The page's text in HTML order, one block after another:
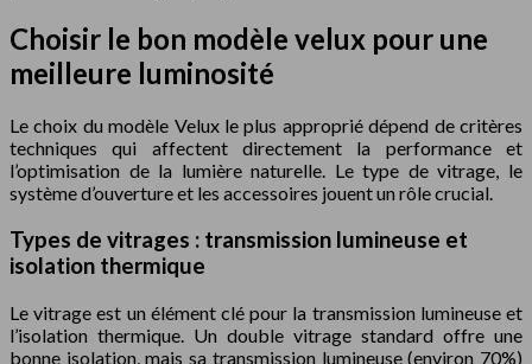
Choisir le bon modèle velux pour une
meilleure luminosité
Le choix du modèle Velux le plus approprié dépend de critères
techniques qui affectent directement la performance et
l’optimisation de la lumière naturelle. Le type de vitrage, le
système d’ouverture et les accessoires jouent un rôle crucial.
Types de vitrages : transmission lumineuse et
isolation thermique
Le vitrage est un élément clé pour la transmission lumineuse et
l’isolation thermique. Un double vitrage standard offre une
bonne isolation, mais sa transmission lumineuse (environ 70%)